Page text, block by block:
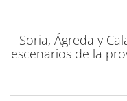
Soria, Ágreda y
escenarios de la